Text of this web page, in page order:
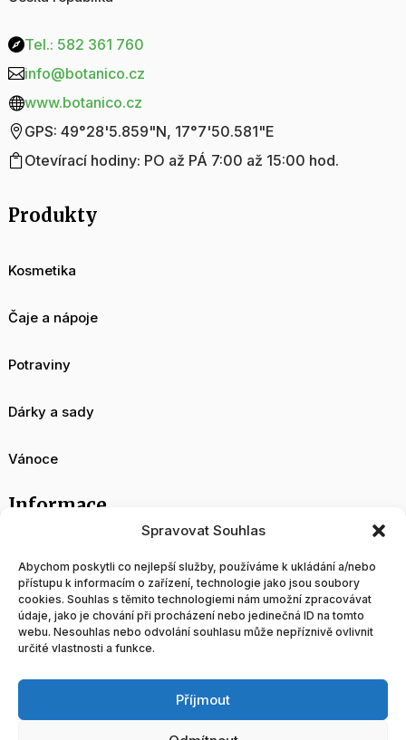
Spravovat Souhlas
Abychom poskytli co nejlepší služby, používáme k ukládání a/nebo
přístupu k informacím o zařízení, technologie jako jsou soubory
cookies. Souhlas s těmito technologiemi nám umožní zpracovávat
údaje, jako je chování při procházení nebo jedinečná ID na tomto
webu. Nesouhlas nebo odvolání souhlasu může nepříznivě ovlivnit
určité vlastnosti a funkce.
Příjmout
Tel.: 582 361 760
info@botanico.cz
www.botanico.cz
GPS: 49°28'5.859"N, 17°7'50.581"E
Otevírací hodiny: PO až PÁ 7:00 až 15:00 hod.
Produkty
Kosmetika
Čaje a nápoje
Potraviny
Dárky a sady
Vánoce
Informace
O nás
Velkoobchod
Blog